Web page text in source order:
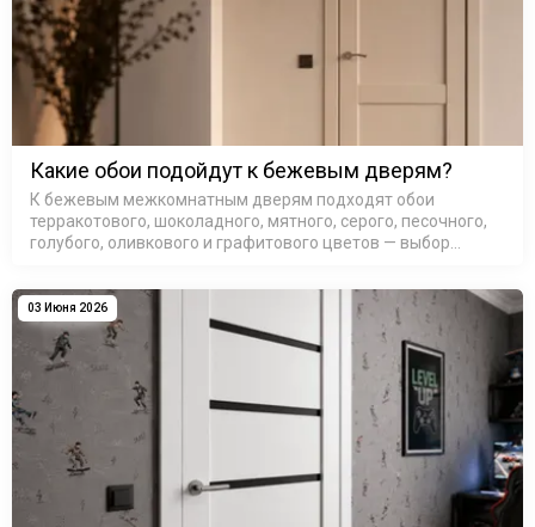
Какие обои подойдут к бежевым дверям?
К бежевым межкомнатным дверям подходят обои
терракотового, шоколадного, мятного, серого, песочного,
голубого, оливкового и графитового цветов — выбор
Бежевые межкомнатные д…
03 Июня 2026